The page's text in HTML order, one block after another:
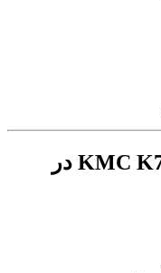
تفاوت نیازهای KMC J7 و KMC K7 در